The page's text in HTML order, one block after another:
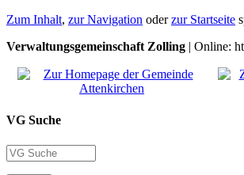
Zum Inhalt, zur Navigation oderzur Startseite
Verwaltungsgemeinschaft Zolling | Online:
VG Suche